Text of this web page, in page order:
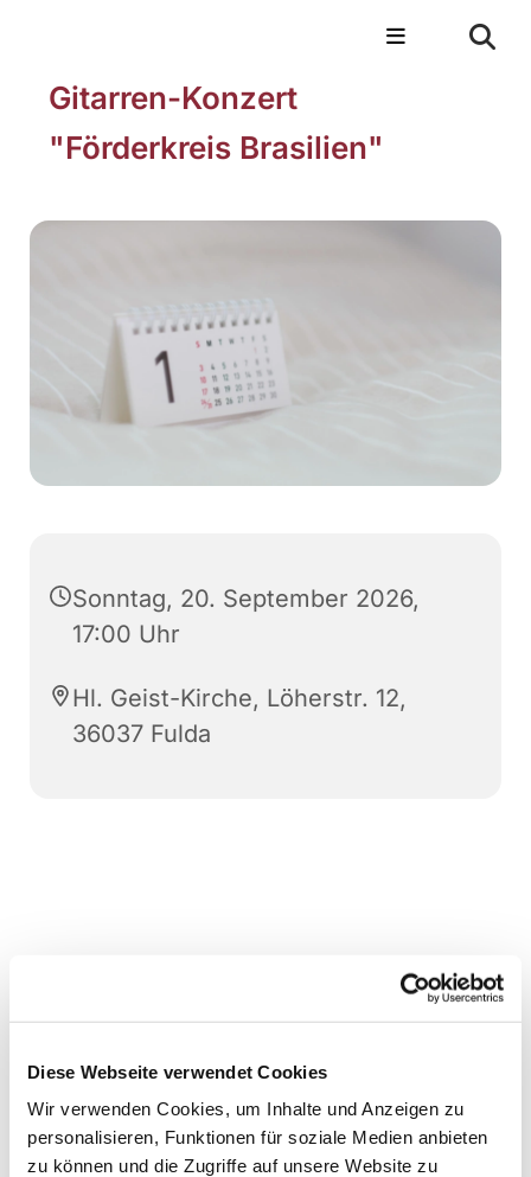
Diese Webseite verwendet Cookies
Wir verwenden Cookies, um Inhalte und Anzeigen zu
personalisieren, Funktionen für soziale Medien anbieten
zu können und die Zugriffe auf unsere Website zu
Gitarren-Konzert
"Förderkreis Brasilien"
Sonntag, 20. September 2026,
17:00 Uhr
Hl. Geist-Kirche, Löherstr. 12,
36037 Fulda